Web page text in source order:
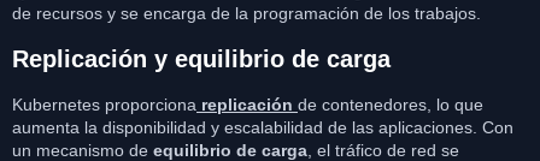
de recursos y se encarga de la programación de los trabajos.
Replicación y equilibrio de carga
Kubernetes proporciona replicación de contenedores, lo que
aumenta la disponibilidad y escalabilidad de las aplicaciones. Con
un mecanismo de equilibrio de carga , el tráfico de red se